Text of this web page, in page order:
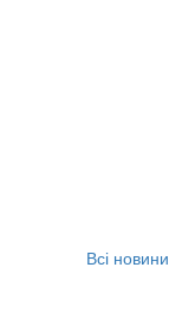
Всі новини